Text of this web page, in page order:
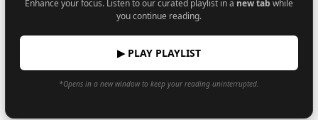
Enhance your focus. Listen to our curated playlist in a new tab while
you continue reading.
▶ PLAY PLAYLIST
*Opens in a new window to keep your reading uninterrupted.